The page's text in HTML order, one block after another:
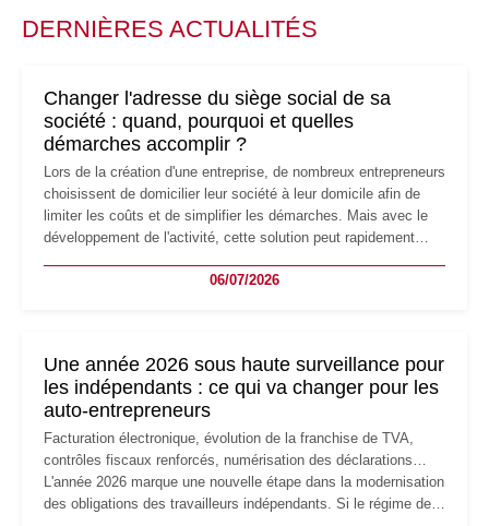
DERNIÈRES ACTUALITÉS
Changer l'adresse du siège social de sa
société : quand, pourquoi et quelles
démarches accomplir ?
Lors de la création d'une entreprise, de nombreux entrepreneurs
choisissent de domicilier leur société à leur domicile afin de
limiter les coûts et de simplifier les démarches. Mais avec le
développement de l'activité, cette solution peut rapidement
professionnels, recrutement, image de marque… Le
06/07/2026
Une année 2026 sous haute surveillance pour
les indépendants : ce qui va changer pour les
auto-entrepreneurs
Facturation électronique, évolution de la franchise de TVA,
contrôles fiscaux renforcés, numérisation des déclarations…
L'année 2026 marque une nouvelle étape dans la modernisation
des obligations des travailleurs indépendants. Si le régime de